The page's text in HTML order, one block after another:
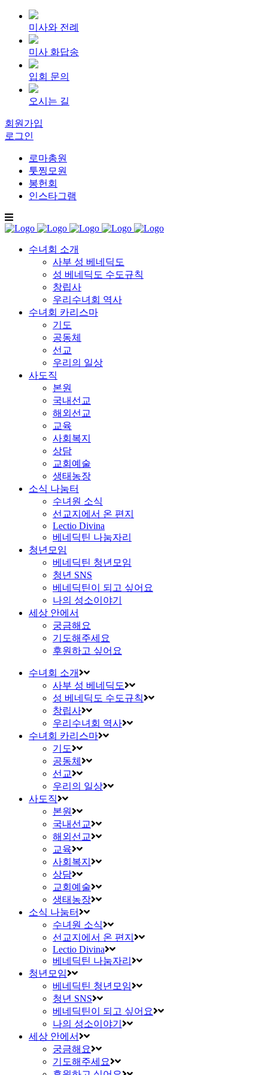
미사와 전례
미사 화답송
입회 문의
오시는 길
회원가입
로그인
로마총원
툿찡모원
봉헌회
인스타그램
수녀회 소개
사부 성 베네딕도
성 베네딕도 수도규칙
창립사
우리수녀회 역사
수녀회 카리스마
기도
공동체
선교
우리의 일상
사도직
본원
국내선교
해외선교
교육
사회복지
상담
교회예술
생태농장
소식 나눔터
수녀원 소식
선교지에서 온 편지
Lectio Divina
베네딕틴 나눔자리
청년모임
베네딕틴 청년모임
청년 SNS
베네딕틴이 되고 싶어요
나의 성소이야기
세상 안에서
궁금해요
기도해주세요
후원하고 싶어요
수녀회 소개
사부 성 베네딕도
성 베네딕도 수도규칙
창립사
우리수녀회 역사
수녀회 카리스마
기도
공동체
선교
우리의 일상
사도직
본원
국내선교
해외선교
교육
사회복지
상담
교회예술
생태농장
소식 나눔터
수녀원 소식
선교지에서 온 편지
Lectio Divina
베네딕틴 나눔자리
청년모임
베네딕틴 청년모임
청년 SNS
베네딕틴이 되고 싶어요
나의 성소이야기
세상 안에서
궁금해요
기도해주세요